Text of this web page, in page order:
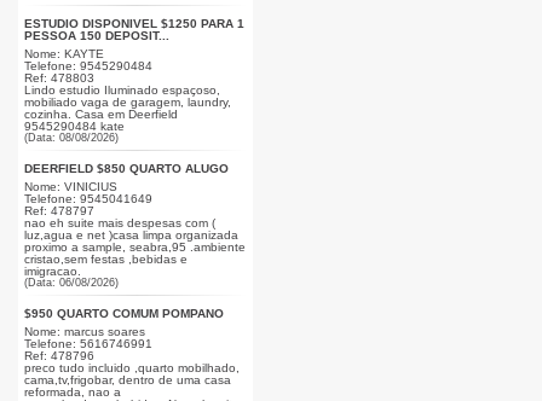
ESTUDIO DISPONIVEL $1250 PARA 1
PESSOA 150 DEPOSIT...
Nome: KAYTE
Telefone: 9545290484
Ref: 478803
Lindo estudio Iluminado espaçoso,
mobiliado vaga de garagem, laundry,
cozinha. Casa em Deerfield
9545290484 kate
(Data: 08/08/2026)
DEERFIELD $850 QUARTO ALUGO
Nome: VINICIUS
Telefone: 9545041649
Ref: 478797
nao eh suite mais despesas com (
luz,agua e net )casa limpa organizada
proximo a sample, seabra,95 .ambiente
cristao,sem festas ,bebidas e
imigracao.
(Data: 06/08/2026)
$950 QUARTO COMUM POMPANO
Nome: marcus soares
Telefone: 5616746991
Ref: 478796
preco tudo incluido ,quarto mobilhado,
cama,tv,frigobar, dentro de uma casa
reformada, nao a